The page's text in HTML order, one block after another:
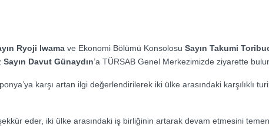
Ryoji Iwama ve Ekonomi Bölümü Konsolosu Sayın Takumi
Sayın Davut Günaydın’a TÜRSAB Genel Merkezimizde ziyarette
karşı artan ilgi değerlendirilerek iki ülke arasındaki karşılıklı
eder, iki ülke arasındaki iş birliğinin artarak devam etmesini